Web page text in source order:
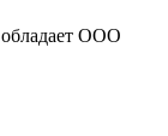
ООО